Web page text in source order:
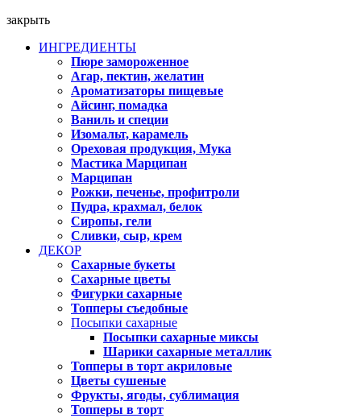
закрыть
ИНГРЕДИЕНТЫ
Пюре замороженное
Агар, пектин, желатин
Ароматизаторы пищевые
Айсинг, помадка
Ваниль и специи
Изомальт, карамель
Ореховая продукция, Мука
Мастика Марципан
Марципан
Рожки, печенье, профитроли
Пудра, крахмал, белок
Сиропы, гели
Сливки, сыр, крем
ДЕКОР
Сахарные букеты
Сахарные цветы
Фигурки сахарные
Топперы съедобные
Посыпки сахарные
Посыпки сахарные миксы
Шарики сахарные металлик
Топперы в торт акриловые
Цветы сушеные
Фрукты, ягоды, сублимация
Топперы в торт